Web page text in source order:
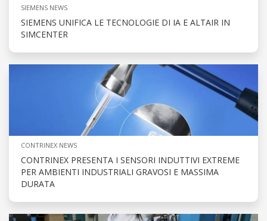
SIEMENS NEWS
SIEMENS UNIFICA LE TECNOLOGIE DI IA E ALTAIR IN
SIMCENTER
CONTRINEX NEWS
CONTRINEX PRESENTA I SENSORI INDUTTIVI EXTREME
PER AMBIENTI INDUSTRIALI GRAVOSI E MASSIMA
DURATA